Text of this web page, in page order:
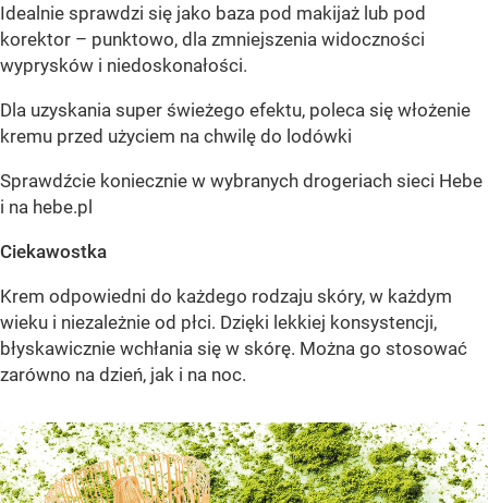
Idealnie sprawdzi się jako baza pod makijaż lub pod
korektor – punktowo, dla zmniejszenia widoczności
wyprysków i niedoskonałości.
Dla uzyskania super świeżego efektu, poleca się włożenie
kremu przed użyciem na chwilę do lodówki
Sprawdźcie koniecznie w wybranych drogeriach sieci Hebe
i na hebe.pl
Ciekawostka
Krem odpowiedni do każdego rodzaju skóry, w każdym
wieku i niezależnie od płci. Dzięki lekkiej konsystencji,
błyskawicznie wchłania się w skórę. Można go stosować
zarówno na dzień, jak i na noc.